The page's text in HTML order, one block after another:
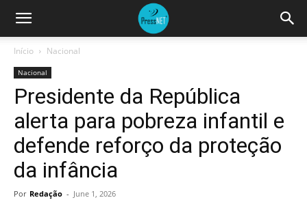
Início Nacional
Nacional
Presidente da República
alerta para pobreza infantil e
defende reforço da proteção
da infância
Por Redação - June 1, 2026